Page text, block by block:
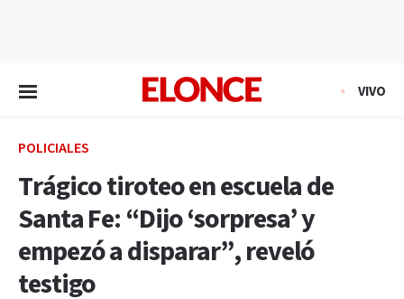
VIVO
POLICIALES
Trágico tiroteo en escuela de
Santa Fe: “Dijo ‘sorpresa’ y
empezó a disparar”, reveló
testigo